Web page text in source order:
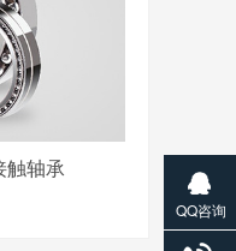
触轴承
QQ咨询